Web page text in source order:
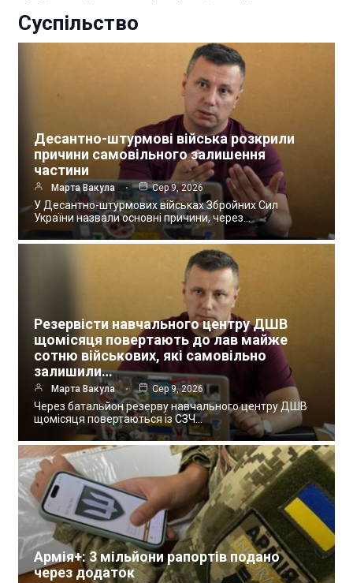
Суспільство
Десантно-штурмові війська розкрили
причини самовільного залишення
частини
Марта Вакула Сер 9, 2026
У Десантно-штурмових військах Збройних Сил
України назвали основні причини, через…
Резервісти навчального центру ДШВ
щомісяця повертають до лав майже
сотню військових, які самовільно
залишили…
Марта Вакула Сер 9, 2026
Через батальйон резерву навчального центру ДШВ
щомісяця повертаються із СЗЧ…
Армія+: 3 мільйони рапортів подано
через додаток